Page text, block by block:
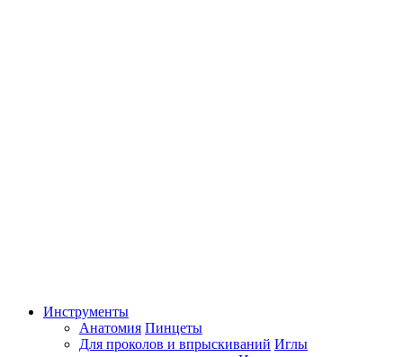
Инструменты
Анатомия Пинцеты
Для проколов и впрыскиваний Иглы